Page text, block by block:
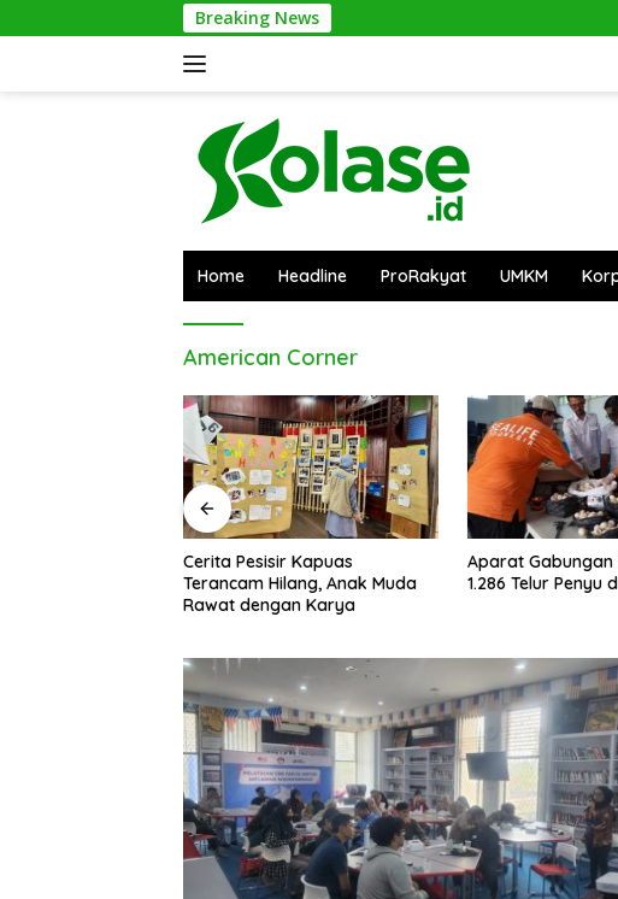
ke
Breaking News
Home Headline ProRakyat UMKM
American Corner
Cerita Pesisir Kapuas
Terancam Hilang, Anak Muda
Rawat dengan Karya
Aparat Gabungan
1.286 Telur Penyu